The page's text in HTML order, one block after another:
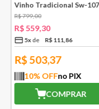
Vinho Tradicional Sw-107
Ply Le Creuset
R$799,00
R$ 559,30
5x R$ 111,86
R$ 503,37
10% OFFno PIX
COMPRAR